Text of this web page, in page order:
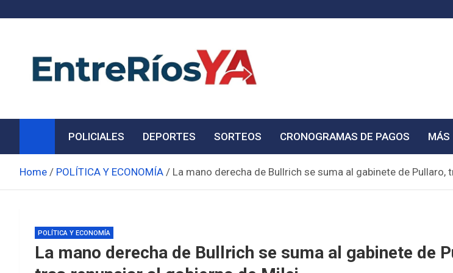
Noticias de Entre Ríos
POLICIALES DEPORTES SORTEOS CRONOGRAMAS DE PAGOS MÁS
Home POLÍTICA Y ECONOMÍA La mano derecha de Bullrich se suma al gabinete de Pullaro,
POLÍTICA Y ECONOMÍA
La mano derecha de Bullrich se suma al gabinete de